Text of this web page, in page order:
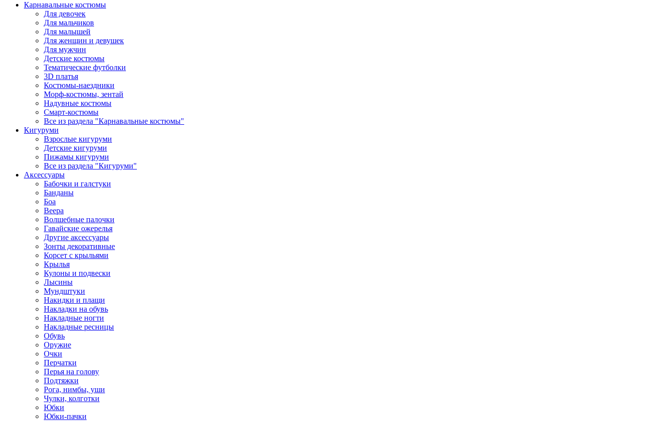
Карнавальные костюмы
Для девочек
Для мальчиков
Для малышей
Для женщин и девушек
Для мужчин
Детские костюмы
Тематические футболки
3D платья
Костюмы-наездники
Морф-костюмы, зентай
Надувные костюмы
Смарт-костюмы
Все из раздела "Карнавальные костюмы"
Кигуруми
Взрослые кигуруми
Детские кигуруми
Пижамы кигуруми
Все из раздела "Кигуруми"
Аксессуары
Бабочки и галстуки
Банданы
Боа
Веера
Волшебные палочки
Гавайские ожерелья
Другие аксессуары
Зонты декоративные
Корсет с крыльями
Крылья
Кулоны и подвески
Лысины
Мундштуки
Накидки и плащи
Накладки на обувь
Накладные ногти
Накладные ресницы
Обувь
Оружие
Очки
Перчатки
Перья на голову
Подтяжки
Рога, нимбы, уши
Чулки, колготки
Юбки
Юбки-пачки